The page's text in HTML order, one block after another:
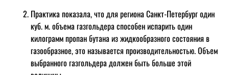
Практика показала, что для региона Санкт-Петербург один
куб. м. объема газгольдера способен испарить один
килограмм пропан бутана из жидкообразного состояния в
газообразное, это называется производительностью. Объем
выбранного газгольдера должен быть больше этой